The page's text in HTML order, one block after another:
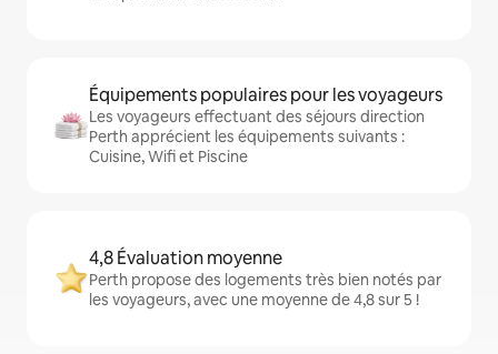
Équipements populaires pour les voyageurs
Les voyageurs effectuant des séjours direction
Perth apprécient les équipements suivants :
Cuisine, Wifi et Piscine
4,8 Évaluation moyenne
Perth propose des logements très bien notés par
les voyageurs, avec une moyenne de 4,8 sur 5 !